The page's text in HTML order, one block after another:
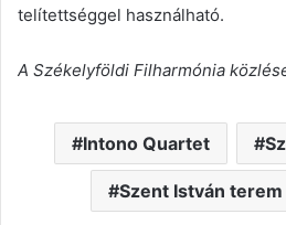
telítettséggel használható.
A Székelyföldi Filharmónia
Intono Quartet
Szent István terem